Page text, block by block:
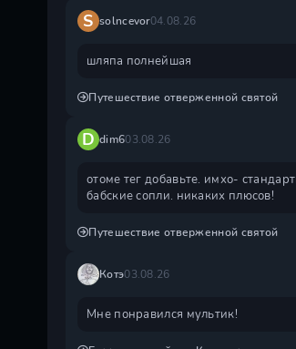
S solncevor04.08.26
шляпа полнейшая
Путешествие отверженной святой
D dim603.08.26
отоме тег добавьте. имхо- стандартные
бабские сопли. никаких плюсов!
Путешествие отверженной святой
Котэ03.08.26
Мне понравился мультик!